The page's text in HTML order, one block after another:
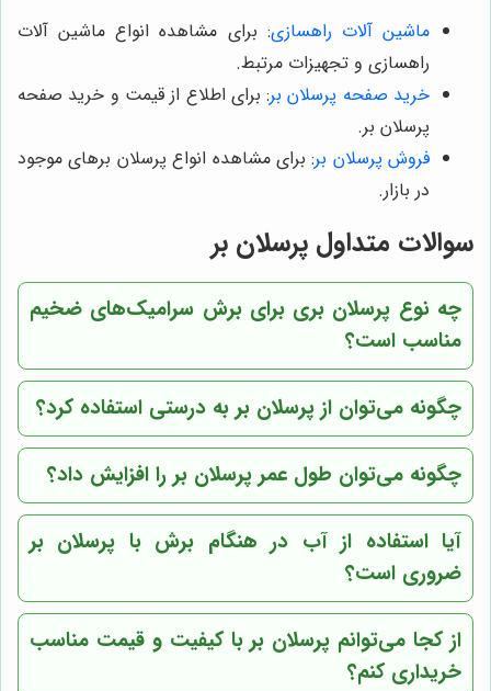
ماشین آلات راهسازی: برای مشاهده انواع ماشین آلات
راهسازی و تجهیزات مرتبط.
خرید صفحه پرسلان بر: برای اطلاع از قیمت و خرید صفحه
پرسلان بر.
فروش پرسلان بر: برای مشاهده انواع پرسلان برهای موجود
در بازار.
سوالات متداول پرسلان بر
چه نوع پرسلان بری برای برش سرامیک‌های ضخیم
مناسب است؟
چگونه می‌توان از پرسلان بر به درستی استفاده کرد؟
چگونه می‌توان طول عمر پرسلان بر را افزایش داد؟
آیا استفاده از آب در هنگام برش با پرسلان بر
ضروری است؟
از کجا می‌توانم پرسلان بر با کیفیت و قیمت مناسب
خریداری کنم؟